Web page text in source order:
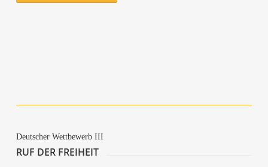
Deut­scher Wett­be­werb III
RUF DER FREIHEIT